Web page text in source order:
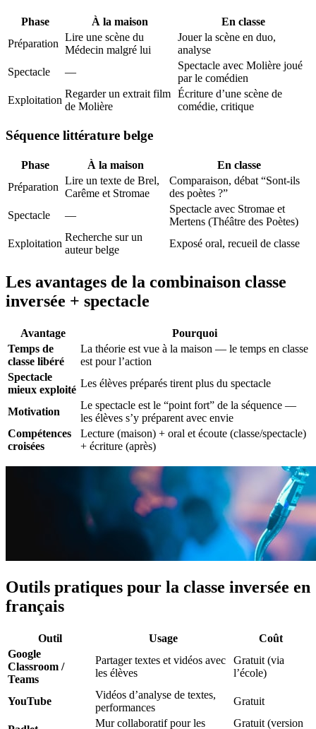
Phase À la maison
En classe
Préparation
Lire une scène du
Médecin malgré lui
Jouer la scène en duo,
analyse
Spectacle
—
Spectacle avec Molière joué
par le comédien
Exploitation
Regarder un extrait film
de Molière
Écriture d’une scène de
comédie, critique
Séquence littérature belge
Phase À la maison
En classe
Préparation
Lire un texte de Brel,
Carême et Stromae
Comparaison, débat “Sont-ils
des poètes ?”
Spectacle
—
Spectacle avec Stromae et
Mertens (Théâtre des Poètes)
Exploitation
Recherche sur un
auteur belge
Exposé oral, recueil de classe
Les avantages de la combinaison classe
inversée + spectacle
Avantage
Pourquoi
Temps de
classe libéré
La théorie est vue à la maison — le temps en classe
est pour l’action
Spectacle
mieux exploité
Les élèves préparés tirent plus du spectacle
Motivation
Le spectacle est le “point fort” de la séquence —
les élèves s’y préparent avec envie
Compétences
croisées
Lecture (maison) + oral et écoute (classe/spectacle)
+ écriture (après)
Outils pratiques pour la classe inversée en
français
Outil Usage
Coût
Google
Classroom /
Teams
Partager textes et vidéos avec
les élèves
Gratuit (via
l’école)
YouTube
Vidéos d’analyse de textes,
performances
Gratuit
Mur collaboratif pour les Gratuit (version